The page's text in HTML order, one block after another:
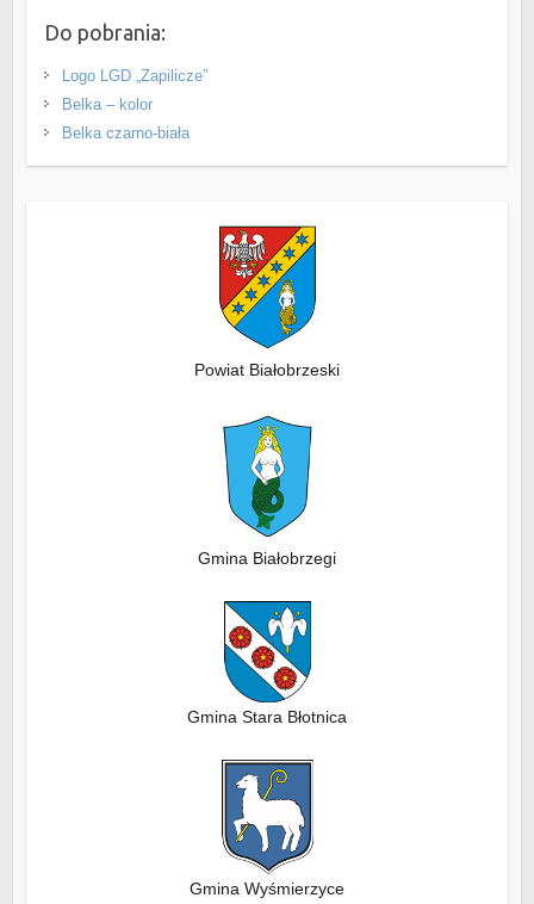
Do pobrania:
Logo LGD „Zapilicze”
Belka – kolor
Belka czarno-biała
Powiat Białobrzeski
Gmina Białobrzegi
Gmina Stara Błotnica
Gmina Wyśmierzyce